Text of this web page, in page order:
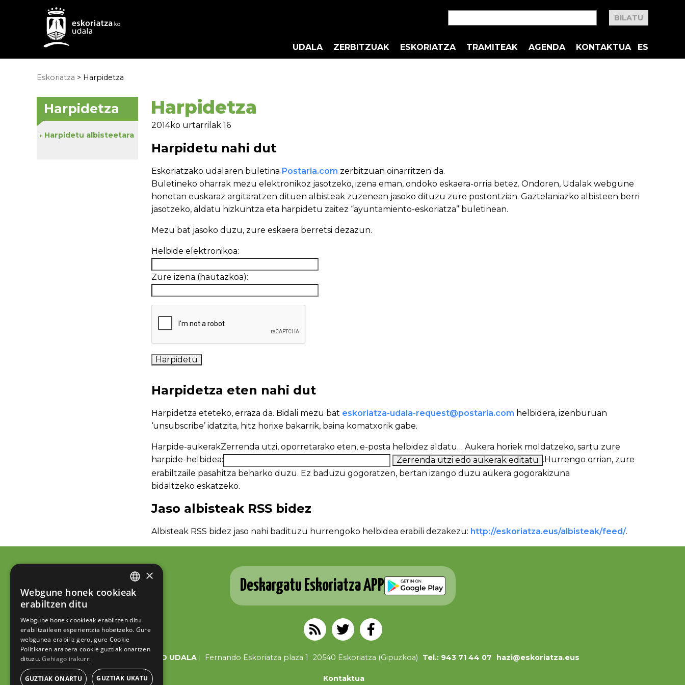
UDALA ZERBITZUAK ESKORIATZA TRAMITEAK AGENDA KONTAKTUA ES
Eskoriatza > Harpidetza
Harpidetza
2014ko urtarrilak 16
Harpidetu nahi dut
Eskoriatzako udalaren buletina Postaria.com zerbitzuan oinarritzen da.
Buletineko oharrak mezu elektronikoz jasotzeko, izena eman, ondoko eskaera-orria betez. Ondoren, Udalak webgune
honetan euskaraz argitaratzen dituen albisteak zuzenean jasoko dituzu zure postontzian. Gaztelaniazko albisteen berri
jasotzeko, aldatu hizkuntza eta harpidetu zaitez “ayuntamiento-eskoriatza” buletinean.
Mezu bat jasoko duzu, zure eskaera berretsi dezazun.
Helbide elektronikoa:
Zure izena (hautazkoa):
Harpidetza eten nahi dut
Harpidetza eteteko, erraza da. Bidali mezu bat eskoriatza-udala-request@postaria.com helbidera, izenburuan
‘unsubscribe’ idatzita, hitz horixe bakarrik, baina komatxorik gabe.
Harpide-aukerakZerrenda utzi, oporretarako eten, e-posta helbidez aldatu… Aukera horiek moldatzeko, sartu zure
harpide-helbidea:
. Hurrengo orrian, zure
erabiltzaile pasahitza beharko duzu. Ez baduzu gogoratzen, bertan izango duzu aukera gogorakizuna
bidaltzeko eskatzeko.
Jaso albisteak RSS bidez
Albisteak RSS bidez jaso nahi badituzu hurrengoko helbidea erabili dezakezu: http://eskoriatza.eus/albisteak/feed/.
Harpidetza
Harpidetu albisteetara
Deskargatu Eskoriatza APP
ESKORIATZAKO UDALA Fernando Eskoriatza plaza 1 20540 Eskoriatza (Gipuzkoa) Tel.: 943 71 44 07 hazi@eskoriatza.eus
Kontaktua
BASQUE
SPANISH
×
Webgune honek cookieak
erabiltzen ditu
Webgune honek cookieak erabiltzen ditu
erabiltzaileen esperientzia hobetzeko. Gure
webgunea erabiliz gero, gure Cookie
Politikaren arabera cookie guztiak onartzen
dituzu. Gehiago irakurri
GUZTIAK ONARTU GUZTIAK UKATU